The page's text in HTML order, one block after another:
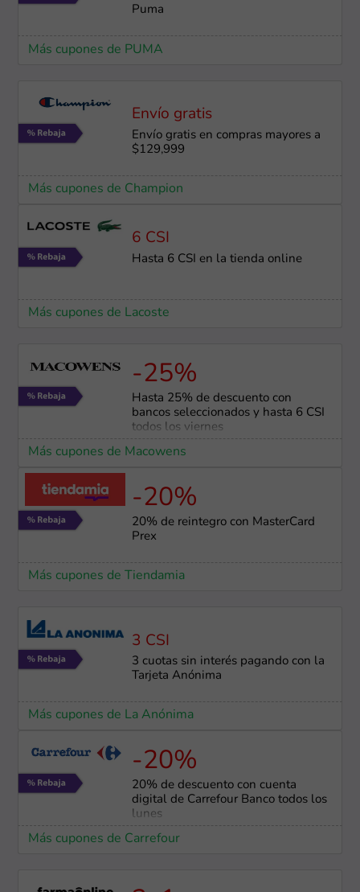
Puma
Más cupones de PUMA
Envío gratis
Envío gratis en compras mayores a
$129,999
Más cupones de Champion
6 CSI
Hasta 6 CSI en la tienda online
Más cupones de Lacoste
-25%
Hasta 25% de descuento con
bancos seleccionados y hasta 6 CSI
todos los viernes
Más cupones de Macowens
-20%
20% de reintegro con MasterCard
Prex
Más cupones de Tiendamia
3 CSI
3 cuotas sin interés pagando con la
Tarjeta Anónima
Más cupones de La Anónima
-20%
20% de descuento con cuenta
digital de Carrefour Banco todos los
lunes
Más cupones de Carrefour